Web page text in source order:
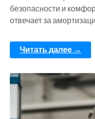
безопасности и
отвечает за
Читать далее →